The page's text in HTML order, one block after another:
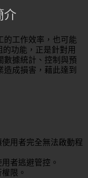
介
的工作效率，也可能
功能，正是針對用
數據統計、控制與預
成損害，藉此達到
用者完全無法啟動程
者逃避管控。
限。